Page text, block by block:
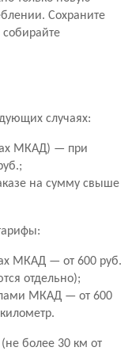
Сохраните
случаях:
МКАД) — при
на сумму свыше
МКАД — от 600 руб.
отдельно);
МКАД — от 600
более 30 км от